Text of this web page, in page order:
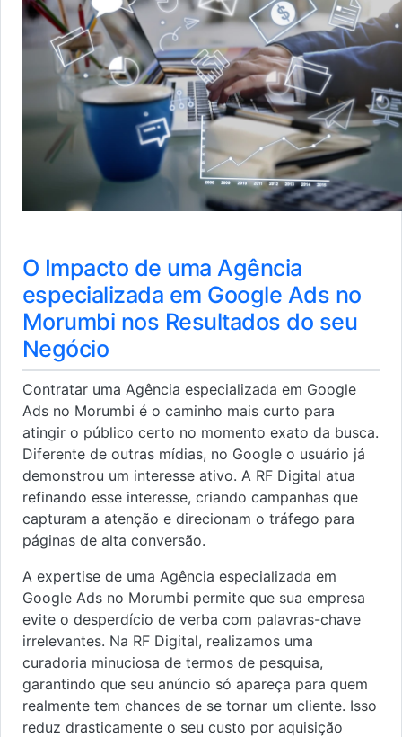
O Impacto de uma Agência
especializada em Google Ads no
Morumbi nos Resultados do seu
Negócio
Contratar uma Agência especializada em Google
Ads no Morumbi é o caminho mais curto para
atingir o público certo no momento exato da busca.
Diferente de outras mídias, no Google o usuário já
demonstrou um interesse ativo. A RF Digital atua
refinando esse interesse, criando campanhas que
capturam a atenção e direcionam o tráfego para
páginas de alta conversão.
A expertise de uma Agência especializada em
Google Ads no Morumbi permite que sua empresa
evite o desperdício de verba com palavras-chave
irrelevantes. Na RF Digital, realizamos uma
curadoria minuciosa de termos de pesquisa,
garantindo que seu anúncio só apareça para quem
realmente tem chances de se tornar um cliente. Isso
reduz drasticamente o seu custo por aquisição